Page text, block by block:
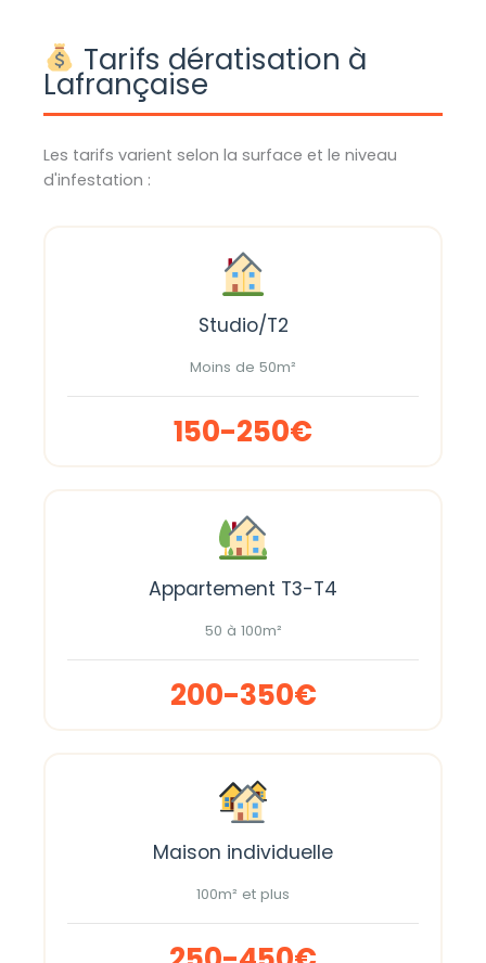
Tarifs dératisation à
Lafrançaise
Les tarifs varient selon la surface et le niveau
d'infestation :
Studio/T2
Moins de 50m²
150-250€
Appartement T3-T4
50 à 100m²
200-350€
Maison individuelle
100m² et plus